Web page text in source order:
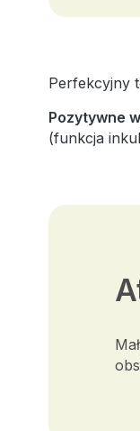
Perfekcyjny
Pozytywne
(funkcja